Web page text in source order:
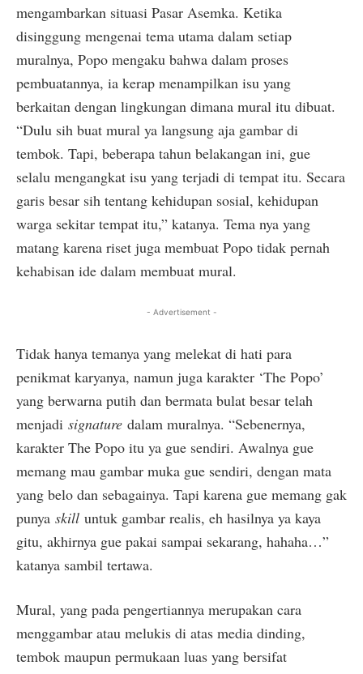
mengambarkan situasi Pasar Asemka. Ketika
disinggung mengenai tema utama dalam setiap
muralnya, Popo mengaku bahwa dalam proses
pembuatannya, ia kerap menampilkan isu yang
berkaitan dengan lingkungan dimana mural itu dibuat.
“Dulu sih buat mural ya langsung aja gambar di
tembok. Tapi, beberapa tahun belakangan ini, gue
selalu mengangkat isu yang terjadi di tempat itu. Secara
garis besar sih tentang kehidupan sosial, kehidupan
warga sekitar tempat itu,” katanya. Tema nya yang
matang karena riset juga membuat Popo tidak pernah
kehabisan ide dalam membuat mural.
- Advertisement -
Tidak hanya temanya yang melekat di hati para
penikmat karyanya, namun juga karakter ‘The Popo’
yang berwarna putih dan bermata bulat besar telah
menjadi signature dalam muralnya. “Sebenernya,
karakter The Popo itu ya gue sendiri. Awalnya gue
memang mau gambar muka gue sendiri, dengan mata
yang belo dan sebagainya. Tapi karena gue memang gak
punya skill untuk gambar realis, eh hasilnya ya kaya
gitu, akhirnya gue pakai sampai sekarang, hahaha…”
katanya sambil tertawa.
Mural, yang pada pengertiannya merupakan cara
menggambar atau melukis di atas media dinding,
tembok maupun permukaan luas yang bersifat